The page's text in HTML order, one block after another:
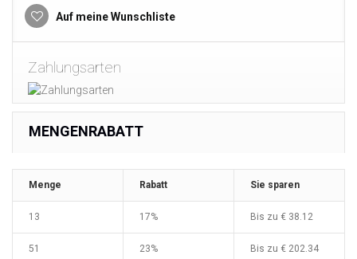
Auf meine Wunschliste
Zahlungsarten
MENGENRABATT
Menge Rabatt Sie sparen
13 17% Bis zu € 38.12
51 23% Bis zu € 202.34